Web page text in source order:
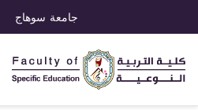
جامعة سوهاج